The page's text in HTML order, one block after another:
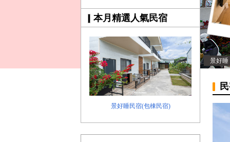
本月精選人氣民宿
景好睡民宿(包棟民宿)
景好睡